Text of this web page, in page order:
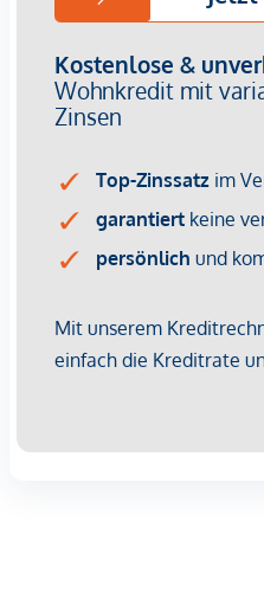
der Wohnung bildet die
verbunden. Die beiden
Vorraum begehbar. Das
Waschmaschinenanschluss
die Wohnung. Für ein
Raumklima sorgen die
funkgesteuerte, elektrische
Ein Garagenstellplatz kann,
zugewiesen.